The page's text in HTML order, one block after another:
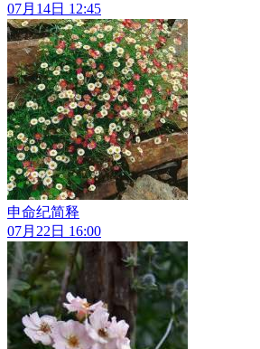
07月14日 12:45
申命纪简释
07月22日 16:00